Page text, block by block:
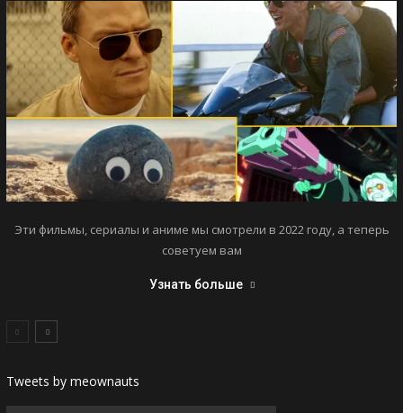
Эти фильмы, сериалы и аниме мы смотрели в 2022 году, а теперь
советуем вам
Узнать больше
Tweets by meownauts